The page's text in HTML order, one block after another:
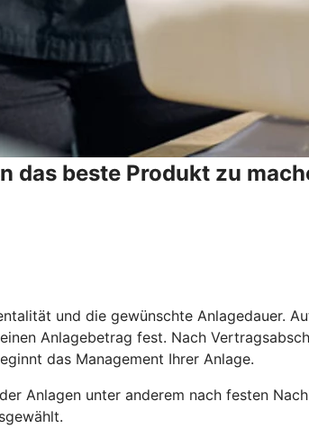
das beste Produkt zu
und die gewünschte Anlagedauer.
Anlagebetrag fest. Nach
das Management Ihrer Anlage.
Anlagen unter anderem nach festen